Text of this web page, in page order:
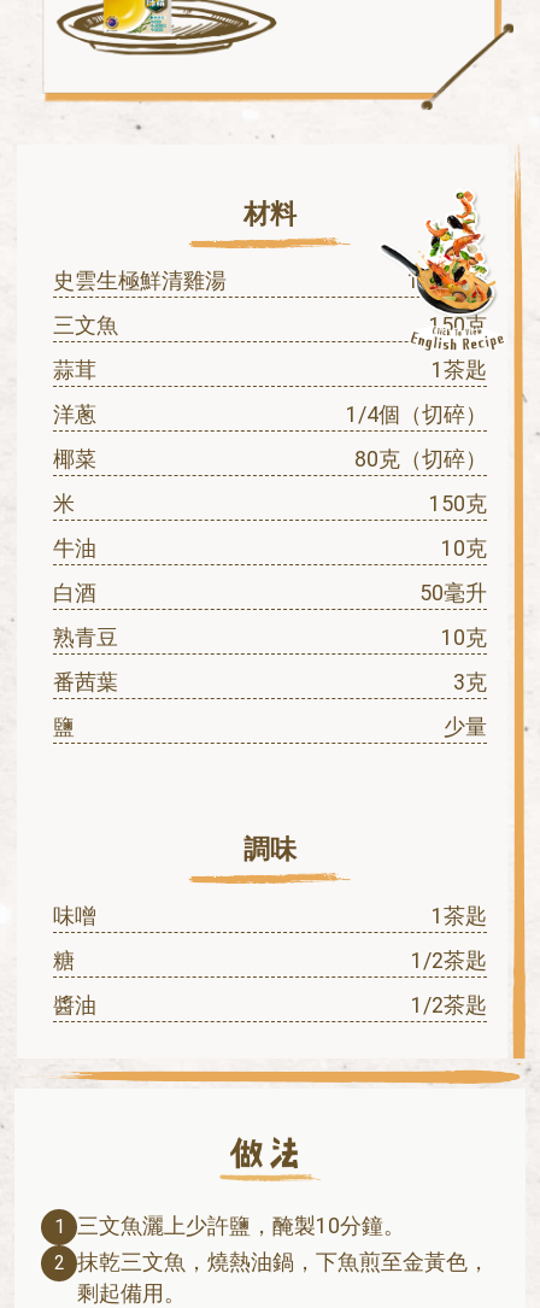
材料
史雲生極鮮清雞湯
150毫升
三文魚
150克
蒜茸
1茶匙
洋蔥
1/4個（切碎）
椰菜
80克（切碎）
米
150克
牛油
10克
白酒
50毫升
熟青豆
10克
番茜葉
3克
鹽
少量
調味
味噌
1茶匙
糖
1/2茶匙
醬油
1/2茶匙
1 三文魚灑上少許鹽，醃製10分鐘。
2 抹乾三文魚，燒熱油鍋，下魚煎至金黃色，
剩起備用。